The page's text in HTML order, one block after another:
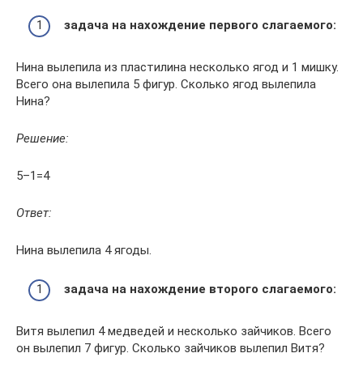
задача на нахождение первого слагаемого:
Нина вылепила из пластилина несколько ягод и 1 мишку.
Всего она вылепила 5 фигур. Сколько ягод вылепила
Нина?
Решение:
5–1=4
Ответ:
Нина вылепила 4 ягоды.
задача на нахождение второго слагаемого:
Витя вылепил 4 медведей и несколько зайчиков. Всего
он вылепил 7 фигур. Сколько зайчиков вылепил Витя?